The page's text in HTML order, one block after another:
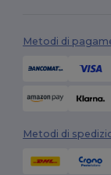
Metodi di
Metodi di